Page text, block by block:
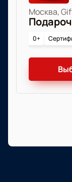
Москва,
0+